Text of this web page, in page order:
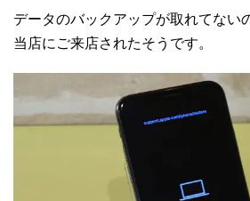
データのバックアップが取れてない
当店にご来店されたそうです。